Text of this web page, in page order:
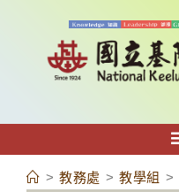
容
> 教務處 > 教學組 >